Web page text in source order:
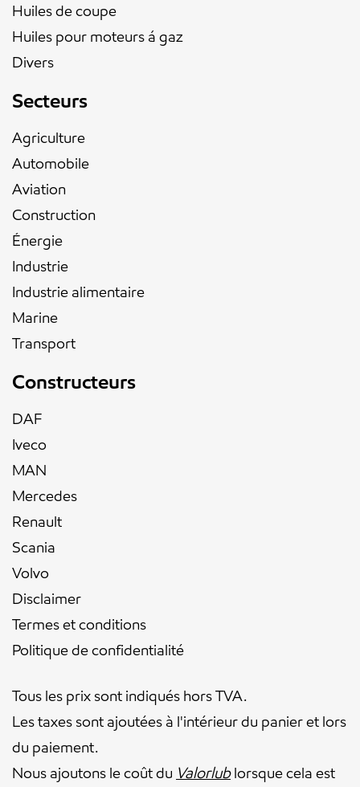
Huiles de coupe
Huiles pour moteurs á gaz
Divers
Secteurs
Agriculture
Automobile
Aviation
Construction
Énergie
Industrie
Industrie alimentaire
Marine
Transport
Constructeurs
DAF
Iveco
MAN
Mercedes
Renault
Scania
Volvo
Disclaimer
Termes et conditions
Politique de confidentialité
Tous les prix sont indiqués hors TVA.
Les taxes sont ajoutées à l'intérieur du panier et lors
du paiement.
Nous ajoutons le coût du Valorlublorsque cela est